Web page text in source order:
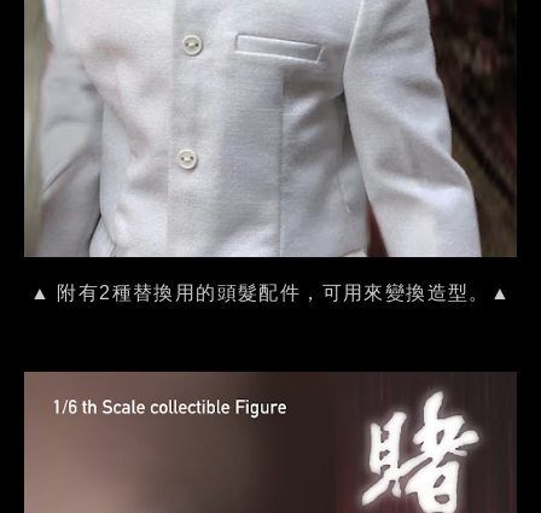
▲ 附有2種替換用的頭髮配件，可用來變換造型。▲